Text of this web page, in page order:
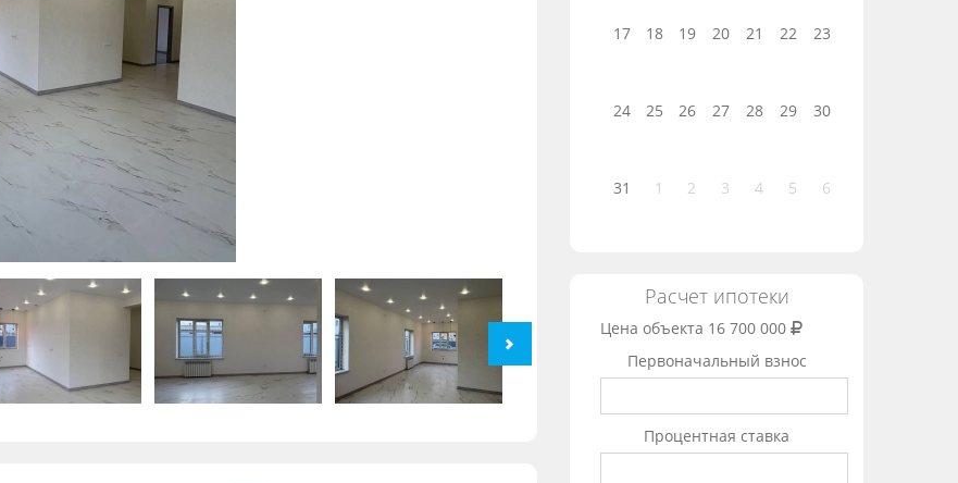
17 18 19 20 21 22 23
24 25 26 27 28 29 30
31 1 2 3 4 5 6
Расчет ипотеки
Цена объекта 16 700 000
Первоначальный взнос
Процентная ставка